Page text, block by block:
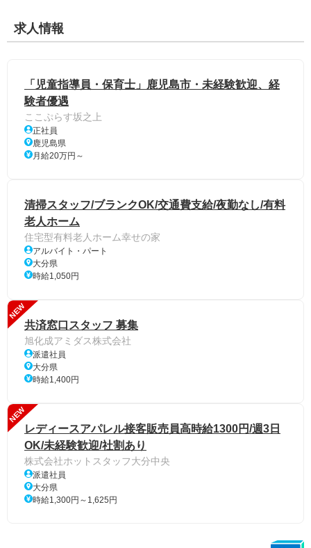
求人情報
「児童指導員・保育士」鹿児島市・未経験歓迎、経
験者優遇
ここぷらす坂之上
正社員
鹿児島県
月給20万円～
清掃スタッフ/ブランクOK/交通費支給/夜勤なし/有料
老人ホーム
住宅型有料老人ホーム幸せの家
アルバイト・パート
大分県
時給1,050円
NEW
共済窓口スタッフ 募集
旭化成アミダス株式会社
派遣社員
大分県
時給1,400円
NEW
レディースアパレル接客販売員高時給1300円/週3日
OK/未経験歓迎/社割あり
株式会社ホットスタッフ大分中央
派遣社員
大分県
時給1,300円～1,625円